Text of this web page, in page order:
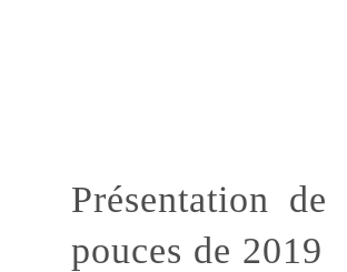
Présentation
pouces de 2019